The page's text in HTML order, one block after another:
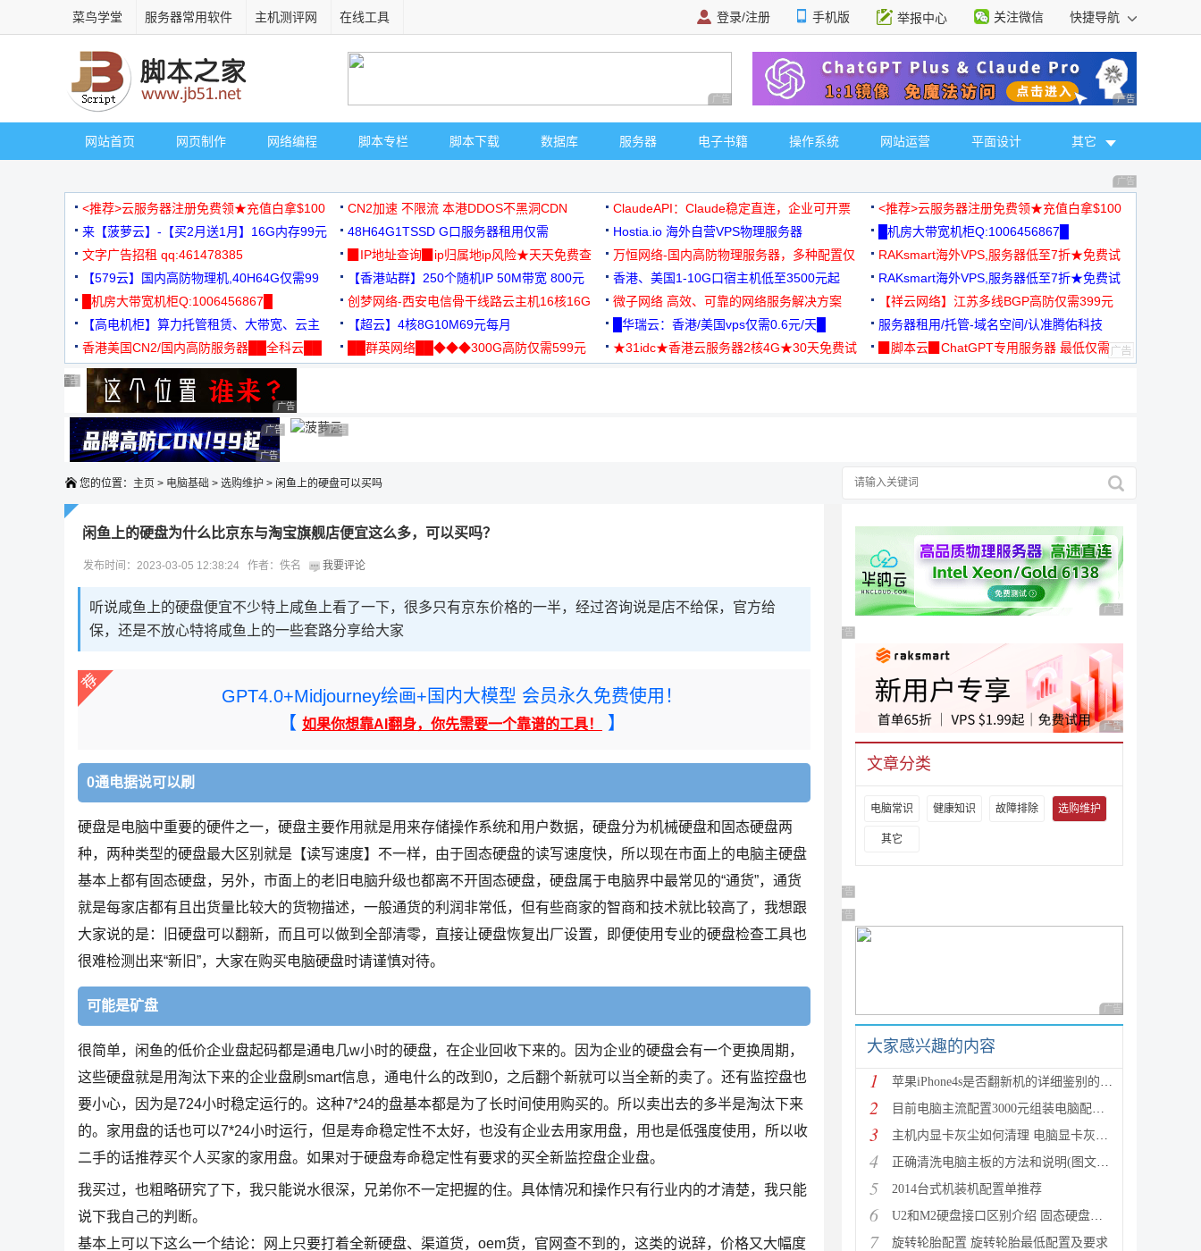
菜鸟学堂 服务器常用软件 主机测评网 在线工具 登录/注册 手机版 举报中心 关注微信 快捷导航
广告 商业广告，理性选择 广告 商业广告，理
网站首页 网页制作 网络编程 脚本专栏 脚本下载 数据库 服务器 电子书籍 操作系统 网站运营 平面设计 其它
广告 商业广告，理
<推荐>云服务器注册免费领★充值白拿$100 CN2加速 不限流 本港DDOS不黑洞CDN ClaudeAPI：Claude稳定直连，企业可开票
<推荐>云服务器注册免费领★充值白拿$100
来【菠萝云】-【买2月送1月】16G内存99元
48H64G1TSSD G口服务器租用仅需
3000+可免费测试
Hostia.io 海外自营VPS物理服务器
█机房大带宽机柜Q:1006456867█
文字广告招租 qq:461478385
▉IP地址查询▉ip归属地ip风险★天天免费查
万恒网络-国内高防物理服务器，多种配置仅
99元/月起
RAKsmart海外VPS,服务器低至7折★免费试
用★
【579云】国内高防物理机,40H64G仅需99
元
【香港站群】250个随机IP 50M带宽 800元 香港、美国1-10G口宿主机低至3500元起
RAKsmart海外VPS,服务器低至7折★免费试
用★
█机房大带宽机柜Q:1006456867█
创梦网络-西安电信骨干线路云主机16核16G
88元/月
微子网络 高效、可靠的网络服务解决方案
【祥云网络】江苏多线BGP高防仅需399元
【高电机柜】算力托管租赁、大带宽、云主
机
【超云】4核8G10M69元每月 █华瑞云：香港/美国vps仅需0.6元/天█
服务器租用/托管-域名空间/认准腾佑科技
香港美国CN2/国内高防服务器██全科云██
██群英网络██◆◆◆300G高防仅需599元
★31idc★香港云服务器2核4G★30天免费试
▉脚本云▉ChatGPT专用服务器 最低仅需
广告 商业广告，理性选择
广告 商业广告，理性选择
广告 商业广告，理性选择
广告 商业广告，理性选择
广告 商业广告，理性选择
广告 商业广告，理性选择
广告 商业广告，理性选择
广告 商业广告，理性选择广告 商业广告，理性选择
广告 商业广告，理性选择
您的位置： 主页 > 电脑基础 > 选购维护 > 闲鱼上的硬盘可以买吗
闲鱼上的硬盘为什么比京东与淘宝旗舰店便宜这么多，可以买吗？
发布时间：2023-03-05 12:38:24 作者：佚名 我要评论
听说咸鱼上的硬盘便宜不少特上咸鱼上看了一下，很多只有京东价格的一半，经过咨询说是店不给保，官方给
保，还是不放心特将咸鱼上的一些套路分享给大家
GPT4.0+Midjourney绘画+国内大模型 会员永久免费使用！
【 如果你想靠AI翻身，你先需要一个靠谱的工具！ 】
0通电据说可以刷
硬盘是电脑中重要的硬件之一，硬盘主要作用就是用来存储操作系统和用户数据，硬盘分为机械硬盘和固态硬盘两
种，两种类型的硬盘最大区别就是【读写速度】不一样，由于固态硬盘的读写速度快，所以现在市面上的电脑主硬盘
基本上都有固态硬盘，另外，市面上的老旧电脑升级也都离不开固态硬盘，硬盘属于电脑界中最常见的“通货”，通货
就是每家店都有且出货量比较大的货物描述，一般通货的利润非常低，但有些商家的智商和技术就比较高了，我想跟
大家说的是：旧硬盘可以翻新，而且可以做到全部清零，直接让硬盘恢复出厂设置，即便使用专业的硬盘检查工具也
很难检测出来“新旧”，大家在购买电脑硬盘时请谨慎对待。
可能是矿盘
很简单，闲鱼的低价企业盘起码都是通电几w小时的硬盘，在企业回收下来的。因为企业的硬盘会有一个更换周期，
这些硬盘就是用淘汰下来的企业盘刷smart信息，通电什么的改到0，之后翻个新就可以当全新的卖了。还有监控盘也
要小心，因为是724小时稳定运行的。这种7*24的盘基本都是为了长时间使用购买的。所以卖出去的多半是淘汰下来
的。家用盘的话也可以7*24小时运行，但是寿命稳定性不太好，也没有企业去用家用盘，用也是低强度使用，所以收
二手的话推荐买个人买家的家用盘。如果对于硬盘寿命稳定性有要求的买全新监控盘企业盘。
我买过，也粗略研究了下，我只能说水很深，兄弟你不一定把握的住。具体情况和操作只有行业内的才清楚，我只能
说下我自己的判断。
基本上可以下这么一个结论：网上只要打着全新硬盘、渠道货，oem货，官网查不到的，这类的说辞，价格又大幅度
广告 商业广告，理性
广告 商业广告，理性选择
广告 商业广告，理性
文章分类
电脑常识 健康知识 故障排除 选购维护
其它
广告 商业广告，理性选择
广告 商业广告，理性选择
广告 商业广告，理性
大家感兴趣的内容
1 苹果iPhone4s是否翻新机的详细鉴别的方法(图文教程)
2 目前电脑主流配置3000元组装电脑配置单
3 主机内显卡灰尘如何清理 电脑显卡灰尘清理教程
4 正确清洗电脑主板的方法和说明(图文教程)
5 2014台式机装机配置单推荐
6 U2和M2硬盘接口区别介绍 固态硬盘接口优缺点对比分析
7 旋转轮胎配置 旋转轮胎最低配置及要求